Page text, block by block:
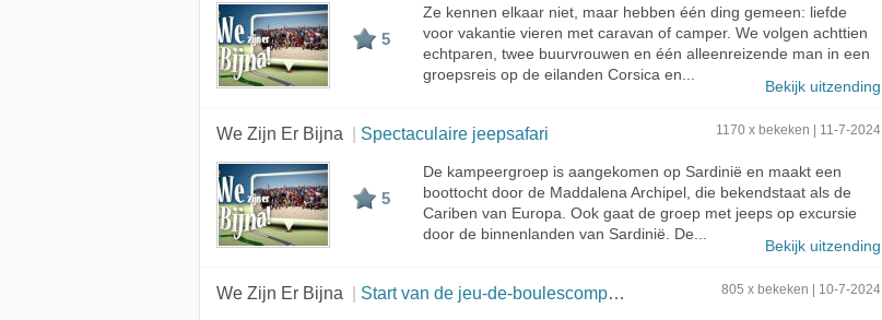
5
Ze kennen elkaar niet, maar hebben één ding gemeen: liefde
voor vakantie vieren met caravan of camper. We volgen achttien
echtparen, twee buurvrouwen en één alleenreizende man in een
groepsreis op de eilanden Corsica en...
Bekijk uitzending
We Zijn Er Bijna Spectaculaire jeepsafari 1170 x bekeken | 11-7-2024
5
De kampeergroep is aangekomen op Sardinië en maakt een
boottocht door de Maddalena Archipel, die bekendstaat als de
Cariben van Europa. Ook gaat de groep met jeeps op excursie
door de binnenlanden van Sardinië. De...
Bekijk uitzending
We Zijn Er Bijna Start van de jeu-de-boulescompetitie 805 x bekeken | 10-7-2024